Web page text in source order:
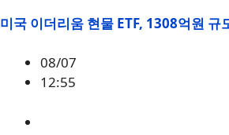
미국 이더리움 현물 ETF, 1308억원 규
08/07
12:55